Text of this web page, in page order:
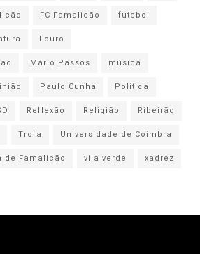
FC Famalicão
futebol
Louro
Mário Passos
música
Paulo Cunha
Politica
Reflexão Religião
Ribeirão
Trofa
Universidade de Coimbra
de Famalicão vila verde xadrez